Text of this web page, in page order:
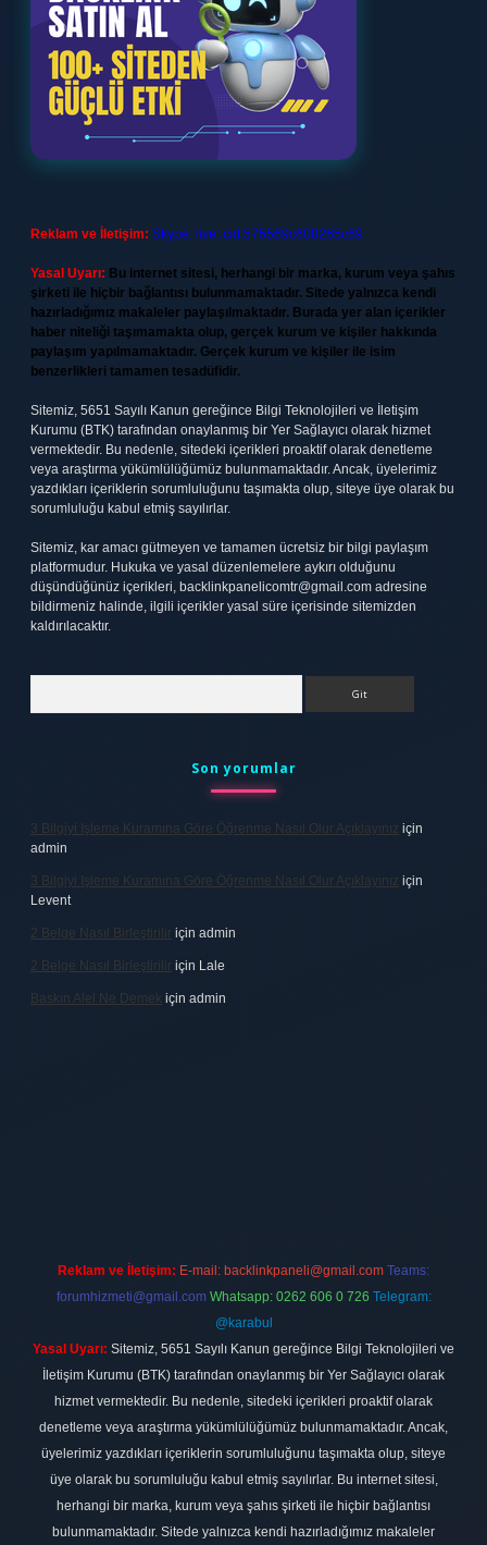
Reklam ve İletişim: Skype: live:.cid.575569c608265c69
Yasal Uyarı: Bu internet sitesi, herhangi bir marka, kurum veya şahıs
şirketi ile hiçbir bağlantısı bulunmamaktadır. Sitede yalnızca kendi
hazırladığımız makaleler paylaşılmaktadır. Burada yer alan içerikler
haber niteliği taşımamakta olup, gerçek kurum ve kişiler hakkında
paylaşım yapılmamaktadır. Gerçek kurum ve kişiler ile isim
benzerlikleri tamamen tesadüfidir.
Sitemiz, 5651 Sayılı Kanun gereğince Bilgi Teknolojileri ve İletişim
Kurumu (BTK) tarafından onaylanmış bir Yer Sağlayıcı olarak hizmet
vermektedir. Bu nedenle, sitedeki içerikleri proaktif olarak denetleme
veya araştırma yükümlülüğümüz bulunmamaktadır. Ancak, üyelerimiz
yazdıkları içeriklerin sorumluluğunu taşımakta olup, siteye üye olarak bu
sorumluluğu kabul etmiş sayılırlar.
Sitemiz, kar amacı gütmeyen ve tamamen ücretsiz bir bilgi paylaşım
platformudur. Hukuka ve yasal düzenlemelere aykırı olduğunu
düşündüğünüz içerikleri, backlinkpanelicomtr@gmail.com adresine
bildirmeniz halinde, ilgili içerikler yasal süre içerisinde sitemizden
kaldırılacaktır.
Son yorumlar
3 Bilgiyi Işleme Kuramına Göre Öğrenme Nasıl Olur Açıklayınız için
admin
3 Bilgiyi Işleme Kuramına Göre Öğrenme Nasıl Olur Açıklayınız için
Levent
2 Belge Nasıl Birleştirilir için admin
2 Belge Nasıl Birleştirilir için Lale
Baskın Alel Ne Demek için admin
Reklam ve İletişim: E-mail: backlinkpaneli@gmail.com Teams:
forumhizmeti@gmail.com Whatsapp: 0262 606 0 726 Telegram:
@karabul
Yasal Uyarı: Sitemiz, 5651 Sayılı Kanun gereğince Bilgi Teknolojileri ve
İletişim Kurumu (BTK) tarafından onaylanmış bir Yer Sağlayıcı olarak
hizmet vermektedir. Bu nedenle, sitedeki içerikleri proaktif olarak
denetleme veya araştırma yükümlülüğümüz bulunmamaktadır. Ancak,
üyelerimiz yazdıkları içeriklerin sorumluluğunu taşımakta olup, siteye
üye olarak bu sorumluluğu kabul etmiş sayılırlar. Bu internet sitesi,
herhangi bir marka, kurum veya şahıs şirketi ile hiçbir bağlantısı
bulunmamaktadır. Sitede yalnızca kendi hazırladığımız makaleler